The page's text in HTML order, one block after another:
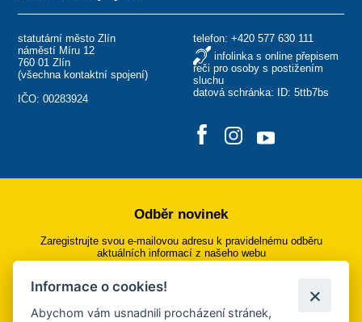
statutární město Zlín
náměstí Míru 12
760 01 Zlín
(všechna kontaktní spojení)
IČO: 00283924
telefon: +420 577 630 111
infolinka s online přepisem
řeči pro osoby s postižením
sluchu
datová schránka: ID: 5ttb7bs
Odběr novinek
Zaregistrujte svou e-mailovou adresu k pravidelnému odběru
aktuálních informací z našeho webu
Přihlásit se k odběru
Informace o cookies!
Abychom vám usnadnili procházení stránek,